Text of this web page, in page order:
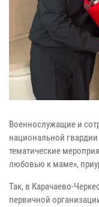
Военнослужащие и
национальной
тематические
любовью к маме»,
Так, в Карачаево-
первичной